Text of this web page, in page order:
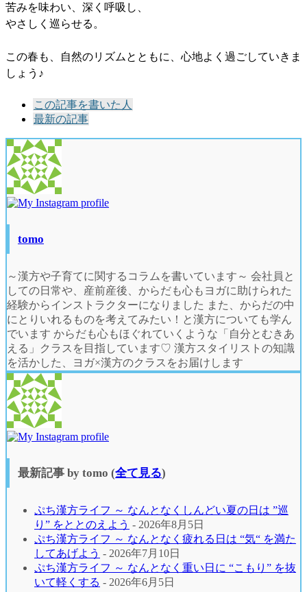
苦みを味わい、深く呼吸し、
やさしく巡らせる。
この春も、自然のリズムとともに、心地よく過ごしていきま
しょう♪
following
tabs
change
content
below.
この記事を書いた人
最新の記事
tomo
～漢方や子育てに関するコラムを書いています～ 会社員と
しての日常や、産前産後、からだも心もヨガに助けられた
経験からインストラクターになりました また、からだの中
にとりいれるものを考えてみたい！と漢方についても学ん
でいます からだも心もほぐれていくような「自分とむきあ
える」クラスを目指しています♡ 漢方スタイリストの知識
を活かした、ヨガ×漢方のクラスをお届けします
最新記事 by tomo (全て見る)
ぷち漢方ライフ ～ なんとなくしんどい夏の日は ”巡
り” をととのえよう - 2026年8月5日
ぷち漢方ライフ ～ なんとなく疲れる日は “気“ を満た
してあげよう - 2026年7月10日
ぷち漢方ライフ ～ なんとなく重い日に “こもり” を抜
いて軽くする - 2026年6月5日